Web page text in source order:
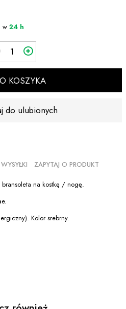
w 24 h
KOSZYKA
do ulubionych
ZAPYTAJ O PRODUKT
na kostkę / nogę.
Kolor srebrny.